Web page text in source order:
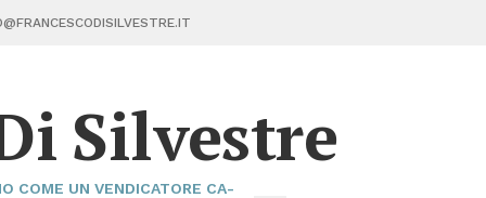
Sil­ve­stre
COME UN VEN­DI­CA­TO­RE CA­